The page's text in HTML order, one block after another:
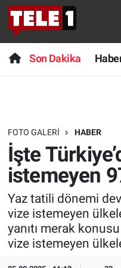
Son Dakika
FOTO GALERI HABER
İşte
istemeyen
Yaz tatili dönemi
vize istemeyen
yanıtı merak
vize istemeyen
Anında Manşet
Başka Sohbetler
Bilim turu
Bilim ve Teknoloji
Doğa Konuşuyor
Dünya
Son Dakika
Haber
Dünya
Sağlık
Spor
Nöbetçi Eczaneler
Hava Durumu
Trafik Durumu
Süper Lig Puan
Tüm Manşetler
Son Dakika